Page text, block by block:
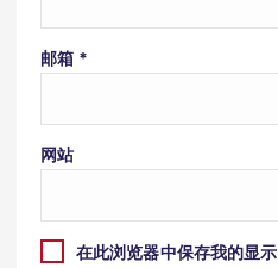
邮箱 *
网站
在此浏览器中保存我的显